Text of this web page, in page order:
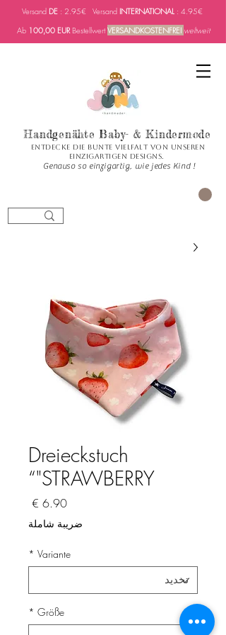
Versand DE : 2.95€ Versand INTERNATIONAL : 4.95€
Ab 100,00 EURBestellwertVERSANDKOSTENFREI weltweit
Handgenähte Baby- & Kindermode
Entdecke die bunte Vielfalt von unseren
einzigartigen Designs.
Genauso so einzigartig, wie jedes Kind !
Dreieckstuch
"STRAWBERRY“
السعر
ضريبة شاملة
Variante
*
Größe
*